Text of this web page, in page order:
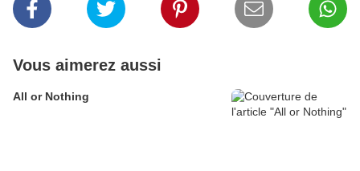
Vous aimerez aussi
All or Nothing